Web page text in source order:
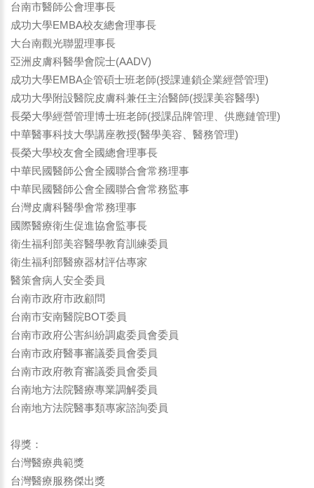
台南市醫師公會理事長
成功大學EMBA校友總會理事長
大台南觀光聯盟理事長
亞洲皮膚科醫學會院士(AADV)
成功大學EMBA企管碩士班老師(授課連鎖企業經營管理)
成功大學附設醫院皮膚科兼任主治醫師(授課美容醫學)
長榮大學經營管理博士班老師(授課品牌管理、供應鏈管理)
中華醫事科技大學講座教授(醫學美容、醫務管理)
長榮大學校友會全國總會理事長
中華民國醫師公會全國聯合會常務理事
中華民國醫師公會全國聯合會常務監事
台灣皮膚科醫學會常務理事
國際醫療衛生促進協會監事長
衛生福利部美容醫學教育訓練委員
衛生福利部醫療器材評估專家
醫策會病人安全委員
台南市政府市政顧問
台南市安南醫院BOT委員
台南市政府公害糾紛調處委員會委員
台南市政府醫事審議委員會委員
台南市政府教育審議委員會委員
台南地方法院醫療專業調解委員
台南地方法院醫事類專家諮詢委員
得獎：
台灣醫療典範獎
台灣醫療服務傑出獎